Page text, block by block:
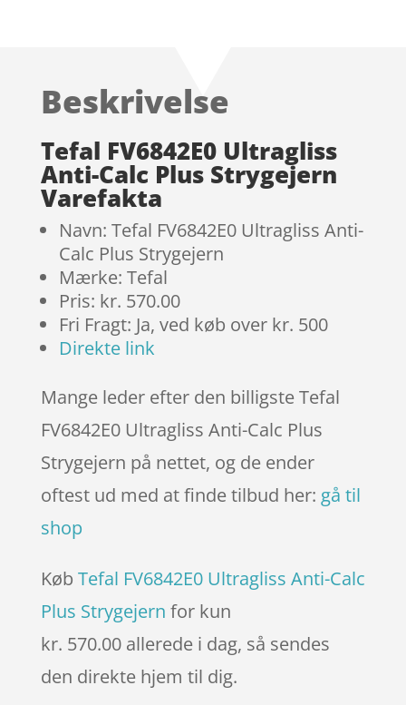
på
mmelser
Beskrivelse
Tefal FV6842E0 Ultragliss
Anti-Calc Plus Strygejern
Varefakta
Navn: Tefal FV6842E0 Ultragliss Anti-
Calc Plus Strygejern
Mærke: Tefal
Pris: kr. 570.00
Fri Fragt: Ja, ved køb over kr. 500
Direkte link
Mange leder efter den billigste Tefal
FV6842E0 Ultragliss Anti-Calc Plus
Strygejern på nettet, og de ender
oftest ud med at finde tilbud her: gå til
shop
Køb Tefal FV6842E0 Ultragliss Anti-Calc
Plus Strygejern for kun
kr. 570.00 allerede i dag, så sendes
den direkte hjem til dig.